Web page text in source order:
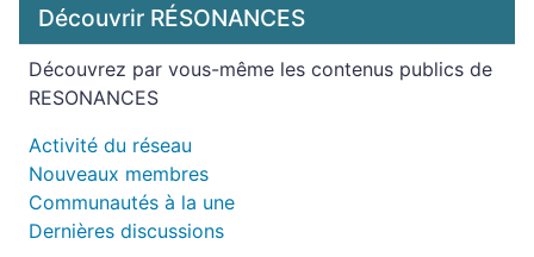
Découvrir RÉSONANCES
Découvrez par vous-même les contenus publics de
RESONANCES
Activité du réseau
Nouveaux membres
Communautés à la une
Dernières discussions